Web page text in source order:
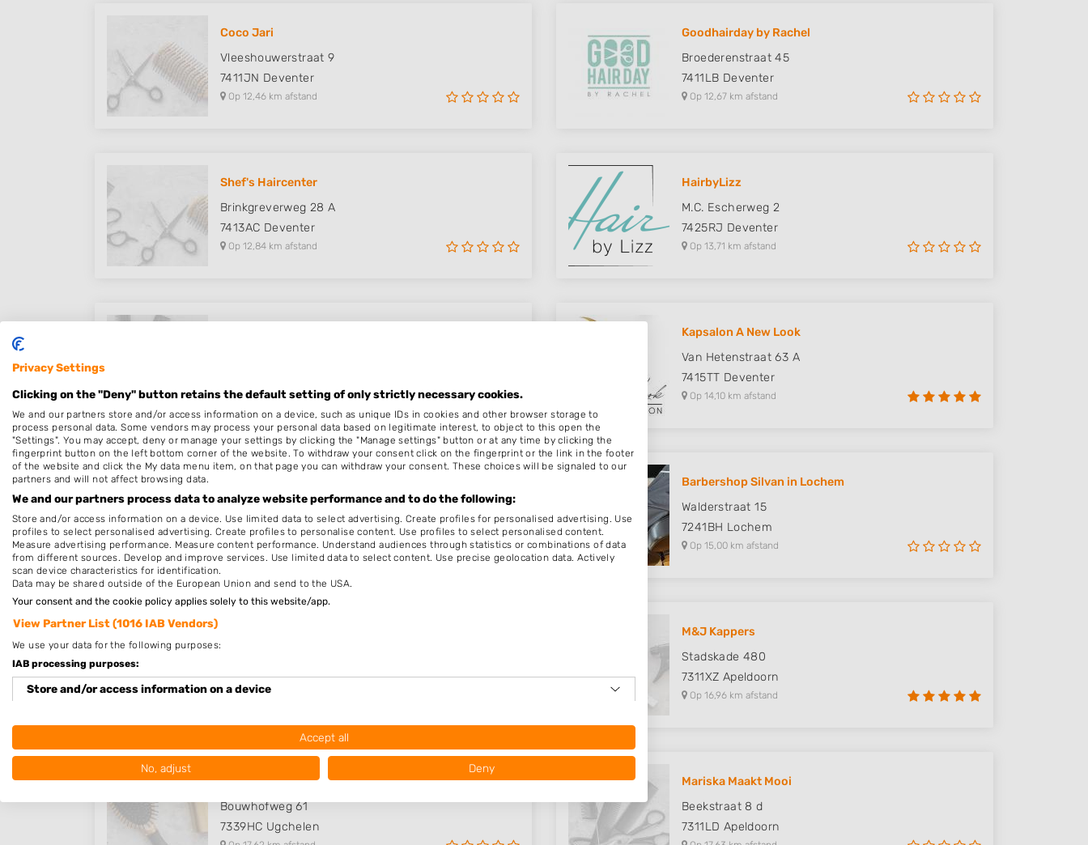
Coco Jari
Vleeshouwerstraat 9
7411JN Deventer
Op 12,46 km afstand
Goodhairday by Rachel
Broederenstraat 45
7411LB Deventer
Op 12,67 km afstand
Shef's Haircenter
Brinkgreverweg 28 A
7413AC Deventer
Op 12,84 km afstand
HairbyLizz
M.C. Escherweg 2
7425RJ Deventer
Op 13,71 km afstand
Op 13,82 km afstand
Kapsalon A New Look
Van Hetenstraat 63 A
7415TT Deventer
Op 14,10 km afstand
Walderstraat 15
7241BH Lochem
Op 15,00 km afstand
Barbershop Silvan in Lochem
Walderstraat 15
7241BH Lochem
Op 15,00 km afstand
7333BK Apeldoorn
Op 16,56 km afstand
M&J Kappers
Stadskade 480
7311XZ Apeldoorn
Op 16,96 km afstand
Haaridee Apeldoorn in Ugchelen
Bouwhofweg 61
7339HC Ugchelen
Mariska Maakt Mooi
Beekstraat 8 d
7311LD Apeldoorn
Privacy Settings
Clicking on the "Deny" button retains the default setting of only strictly necessary cookies.
We and our partners store and/or access information on a device, such as unique IDs in cookies and other browser storage to
process personal data. Some vendors may process your personal data based on legitimate interest, to object to this open the
"Settings". You may accept, deny or manage your settings by clicking the "Manage settings" button or at any time by clicking the
fingerprint button on the left bottom corner of the website. To withdraw your consent click on the fingerprint or the link in the footer
of the website and click the My data menu item, on that page you can withdraw your consent. These choices will be signaled to our
partners and will not affect browsing data.
We and our partners process data to analyze website performance and to do the following:
Store and/or access information on a device. Use limited data to select advertising. Create profiles for personalised advertising. Use
profiles to select personalised advertising. Create profiles to personalise content. Use profiles to select personalised content.
Measure advertising performance. Measure content performance. Understand audiences through statistics or combinations of data
from different sources. Develop and improve services. Use limited data to select content. Use precise geolocation data. Actively
scan device characteristics for identification.
Data may be shared outside of the European Union and send to the USA.
Your consent and the cookie policy applies solely to this website/app.
View Partner List (1016 IAB Vendors)
We use your data for the following purposes:
IAB processing purposes:
Store and/or access information on a device
Create profiles for personalised advertising
Create profiles to personalise content
Accept all
No, adjust Deny